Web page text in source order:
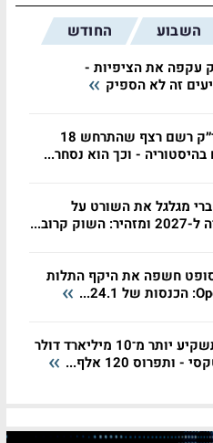
השבוע החודש
עקפה את הציפיות -
זה לא הספיק
הנאסד״ק רשם רצף שהתרחש 18
- וכך הוא נסחר...
מגלגל את השורט על
השוק קרוב...
חשפה את היקף התלות
אובר תשקיע יותר מ־10 מיליארד דולר
- ותפרוס 120 אלף...